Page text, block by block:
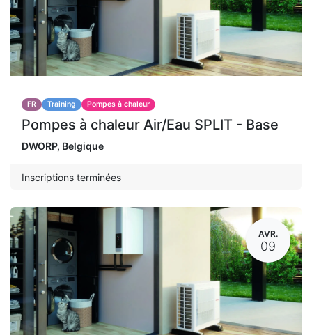
FR Training Pompes à chaleur
Pompes à chaleur Air/Eau SPLIT - Base
DWORP, Belgique
Inscriptions terminées
AVR.
09